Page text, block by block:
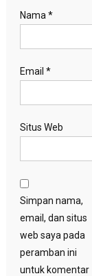
Nama *
Email *
Situs Web
Simpan nama,
email, dan situs
web saya pada
peramban ini
untuk komentar